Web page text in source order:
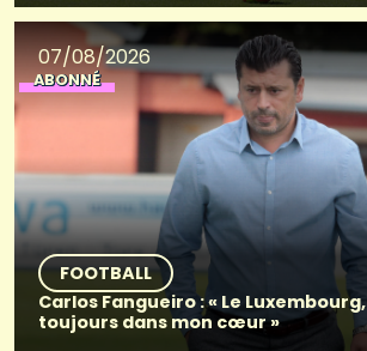
07/08/2026
ABONNÉ
FOOTBALL
Carlos Fangueiro : « Le Luxembourg,
toujours dans mon cœur »